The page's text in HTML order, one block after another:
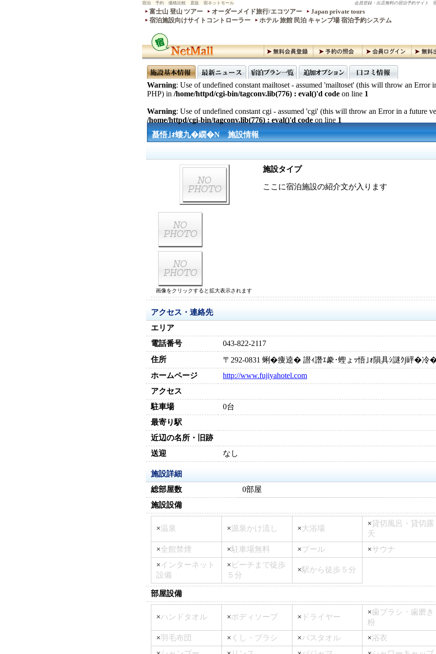
宿泊 予約 価格比較 直販 宿ネットモール 会員登録・出店無料の宿泊予約サイト
富士山 登山 ツアー オーダーメイド旅行/エコツアー
Japan private tours
宿泊施設向けサイトコントローラー
ホテル 旅館 民泊 キャンプ場 宿泊予約システム
Warning: Use of undefined constant mailtoset - assumed 'mailtoset' (this will throw an Error
PHP) in /home/httpd/cgi-bin/tagconv.lib(776) : eval()'d code on line 1
Warning: Use of undefined constant cgi - assumed 'cgi' (this will throw an Error in a future
/home/httpd/cgi-bin/tagconv.lib(776) : eval()'d code on line 1
蟇悟｣ｫ螻九�繝�Ν 施設情報
施設タイプ
ここに宿泊施設の紹介文が入ります
画像をクリックすると拡大表示されます
アクセス・連絡先
エリア
電話番号
043-822-2117
住所
〒292-0831 蜊�痩逵� 譛ｨ譖ｴ豢･蟶ょｯ悟｣ｫ隕具ｼ謎ｸ∫岼�
ホームページ
http://www.fujiyahotel.com
アクセス
駐車場
0台
最寄り駅
近辺の名所・旧跡
送迎
なし
施設詳細
総部屋数
0部屋
施設設備
×温泉 ×源泉かけ流し ×大浴場
×貸切風呂・貸切露
天
×全館禁煙 ×駐車場無料 ×プール ×サウナ
×インターネット
設備
× ビーチまで徒歩
５分
×駅から徒歩５分
部屋設備
×ハンドタオル ×ボディソープ × ドライヤー
×歯ブラシ・歯磨き
粉
×羽毛布団 × くし・ブラシ ×バスタオル ×浴衣